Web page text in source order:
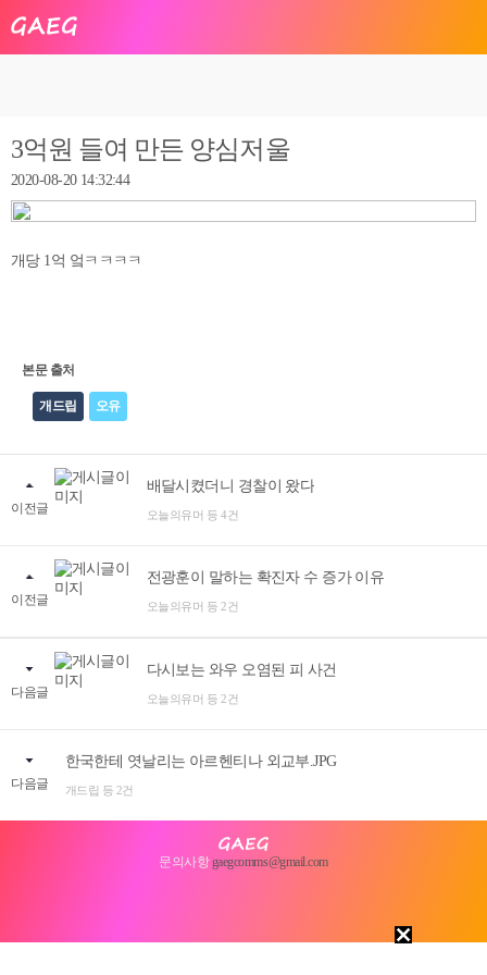
3억원 들여 만든 양심저울
2020-08-20 14:32:44
개당 1억 엌ㅋㅋㅋㅋ
본문 출처
개드립 오유
이전글
배달시켰더니 경찰이 왔다
오늘의유머 등 4건
이전글
전광훈이 말하는 확진자 수 증가 이유
오늘의유머 등 2건
다음글
다시보는 와우 오염된 피 사건
오늘의유머 등 2건
다음글
한국한테 엿날리는 아르헨티나 외교부.JPG
개드립 등 2건
문의사항gaegcomms@gmail.com